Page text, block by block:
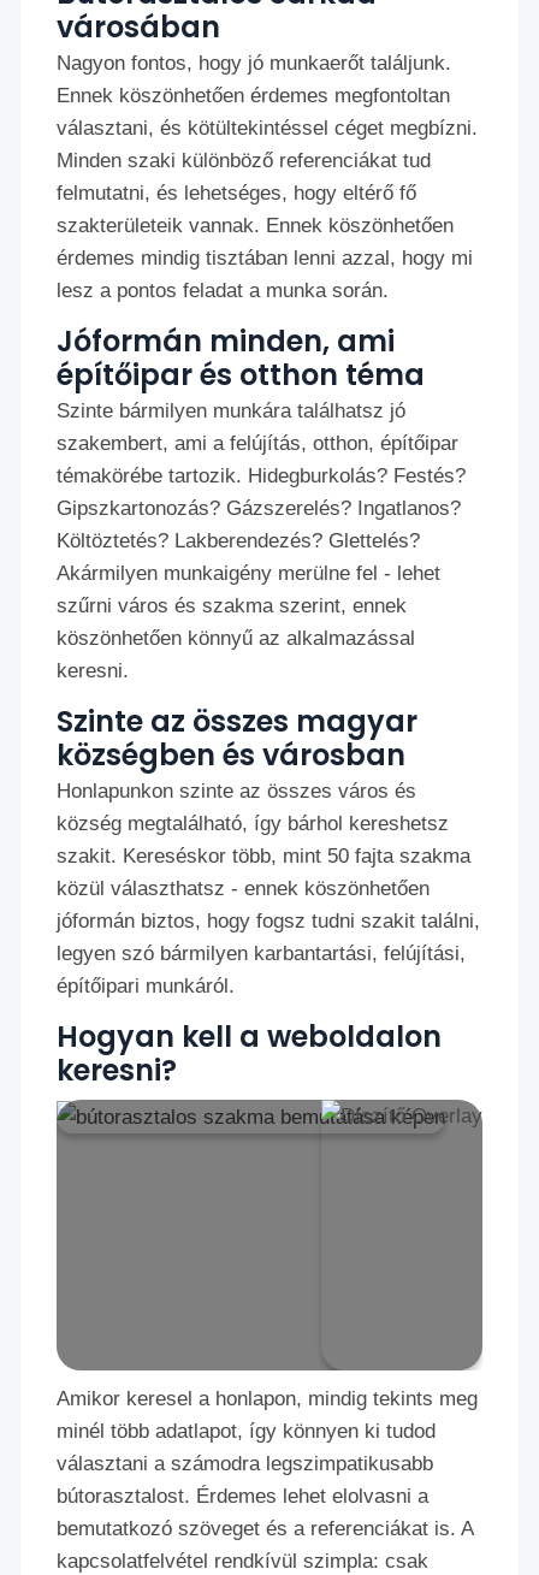
városában
Nagyon fontos, hogy jó munkaerőt találjunk.
Ennek köszönhetően érdemes megfontoltan
választani, és kötültekintéssel céget megbízni.
Minden szaki különböző referenciákat tud
felmutatni, és lehetséges, hogy eltérő fő
szakterületeik vannak. Ennek köszönhetően
érdemes mindig tisztában lenni azzal, hogy mi
lesz a pontos feladat a munka során.
Jóformán minden, ami
építőipar és otthon téma
Szinte bármilyen munkára találhatsz jó
szakembert, ami a felújítás, otthon, építőipar
témakörébe tartozik. Hidegburkolás? Festés?
Gipszkartonozás? Gázszerelés? Ingatlanos?
Költöztetés? Lakberendezés? Glettelés?
Akármilyen munkaigény merülne fel - lehet
szűrni város és szakma szerint, ennek
köszönhetően könnyű az alkalmazással
keresni.
Szinte az összes magyar
községben és városban
Honlapunkon szinte az összes város és
község megtalálható, így bárhol kereshetsz
szakit. Kereséskor több, mint 50 fajta szakma
közül választhatsz - ennek köszönhetően
jóformán biztos, hogy fogsz tudni szakit találni,
legyen szó bármilyen karbantartási, felújítási,
építőipari munkáról.
Hogyan kell a weboldalon
keresni?
Amikor keresel a honlapon, mindig tekints meg
minél több adatlapot, így könnyen ki tudod
választani a számodra legszimpatikusabb
bútorasztalost. Érdemes lehet elolvasni a
bemutatkozó szöveget és a referenciákat is. A
kapcsolatfelvétel rendkívül szimpla: csak